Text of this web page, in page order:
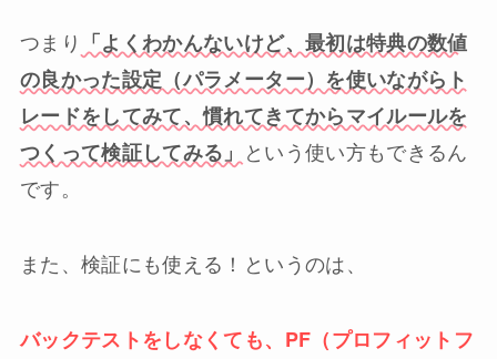
つまり 「よくわかんないけど、最初は特典の数値
の良かった設定（パラメーター）を使いながらト
レードをしてみて、慣れてきてからマイルールを
つくって検証してみる」 という使い方もできるん
です。
また、検証にも使える！というのは、
バックテストをしなくても、PF（プロフィットフ